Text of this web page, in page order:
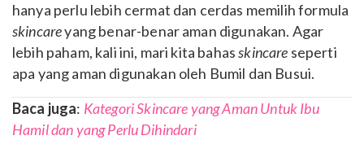
hanya perlu lebih cermat dan cerdas memilih formula
skincareyang benar-benar aman digunakan. Agar
lebih paham, kali ini, mari kita bahasskincare seperti
apa yang aman digunakan oleh Bumil dan Busui.
Baca juga: Kategori Skincare yang Aman Untuk Ibu
Hamil dan yang Perlu Dihindari